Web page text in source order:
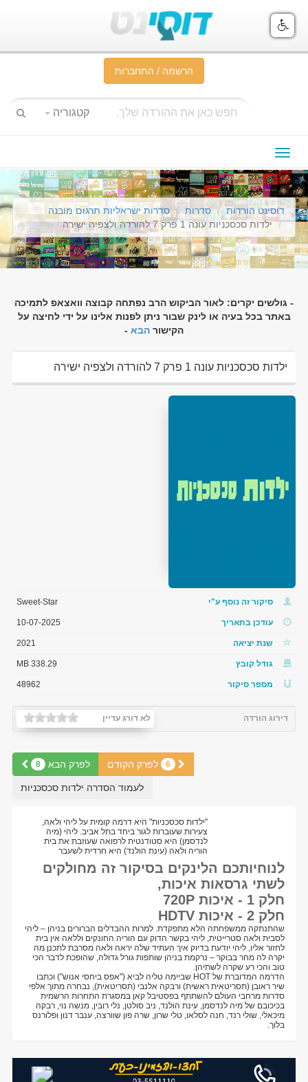
הרשמה / התחברות
קטגוריה
תפריט
ניווט
דוסינט הורדות סדרות
סדרות ישראליות תרגום מובנה
ילדות סכסכניות עונה 1 פרק 7 להורדה ולצפיה ישירה
- גולשים יקרים: לאור הביקוש הרב נפתחה קבוצה וואצאפ לתמיכה
באתר בכל בעיה או לינק שבור ניתן לפנות אלינו על ידי לחיצה על
הקישור הבא -
ילדות סכסכניות עונה 1 פרק 7 להורדה ולצפיה ישירה
סיקור זה נוסף ע"י Sweet-Star
עודכן בתאריך 10-07-2025
שנת יציאה 2021
גודל קובץ 338.29 MB
מספר סיקור 48962
לא דורג עדיין דירוג הורדה
לפרק הבא 8 6 לפרק הקודם
לעמוד הסדרה ילדות סכסכניות
לנוחיותכם הלינקים בסיקור זה מחולקים
לשתי גרסאות איכות,
חלק 1 - איכות 720P
חלק 2 - איכות HDTV
"ילדות סכסכניות" היא דרמה קומית על ליהי ולאה,
צעירות שעוברות לגור ביחד בתל אביב. ליהי (מיה
לנדסמן) היא סטודנטית לרפואה שעוזבת את בית
הוריה ולאה (עינת הולנד) היא חרדית לשעבר
שהתנתקה ממשפחתה הלא מתפקדת. למרות ההבדלים הברורים בניהן – ליהי
לסבית ולאה סטרייטית, ליהי בקשר הדוק עם הוריה החונקים וללאה אין בית
לחזור אליו, ליהי יודעת בדיוק איך העתיד שלה יראה ולאה מסרבת לתכנן מה
יקרה לה מחר בבוקר – נרקמת בניהן שותפות גורל גדולה, שהופכת לדבר הכי
טוב והכי רע שקרה לשתיהן.
הדרמה המדוברת של HOT שביימה טליה לביא ("אפס ביחסי אנוש") וכתבו
שיר ראובן (תסריטאית ראשית) ורבקה אלנבי (תסריטאית), נבחרה מתוך אלפי
סדרות מרחבי העולם להשתתף בפסטיבל קאן במסגרת התחרות הרשמית
בכיכובם של מיה לנדסמן, עינת הולנד, ניב סולטן, נלי רובין, מנשה נוי, רבקה
מיכאלי, שולי רנד, חנה לסלאו, טלי שרון, שרה פון שוורצה, ענבר דנון ופלורנס
בלוך.